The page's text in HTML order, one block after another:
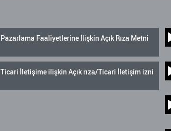
Pazarlama Faaliyetlerine İlişkin Açık Rıza Metni
Ticari İletişime ilişkin Açık rıza/Ticari İletişim izni